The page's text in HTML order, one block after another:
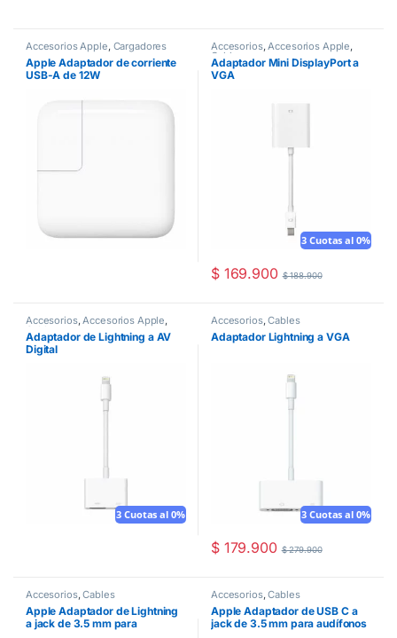
Accesorios Apple, Cargadores
Apple Adaptador de corriente
USB-A de 12W
Accesorios,Accesorios Apple,
Cables
Adaptador Mini DisplayPort a
VGA
3 Cuotas al 0%
$169.900 $188.900
Accesorios,Accesorios Apple,
Cables
Adaptador de Lightning a AV
Digital
3 Cuotas al 0%
Accesorios,Cables
Adaptador Lightning a VGA
3 Cuotas al 0%
$179.900 $279.900
Accesorios,Cables
Apple Adaptador de Lightning
a jack de 3.5 mm para
Accesorios,Cables
Apple Adaptador de USB C a
jack de 3.5 mm para audífonos